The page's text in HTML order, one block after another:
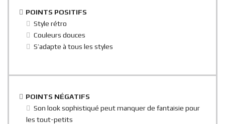
POINTS POSITIFS
Style rétro
Couleurs douces
S’adapte à tous les styles
POINTS NÉGATIFS
Son look sophistiqué peut manquer de fantaisie pour
les tout-petits